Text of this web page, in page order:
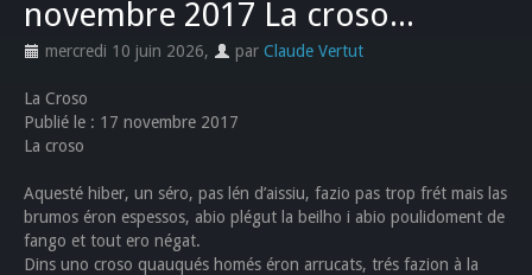
novembre 2017 La croso...
mercredi 10 juin 2026, par Claude Vertut
La Croso
Publié le : 17 novembre 2017
La croso
Aquesté hiber, un séro, pas lén d’aissiu, fazio pas trop frét mais las
brumos éron espessos, abio plégut la beilho i abio poulidoment de
fango et tout ero négat.
Dins uno croso quauqués homés éron arrucats, trés fazion à la